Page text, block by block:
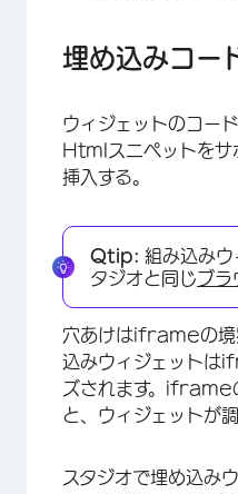
埋め込みコー
ウィジェットのコー
Htmlスニペットをサ
挿入する。
Qtip: 組み込みウ
タジオと同じブラ
穴あけはiframeの境
込みウィジェットは
ズされます。iframe
と、ウィジェットが調
スタジオで埋め込み